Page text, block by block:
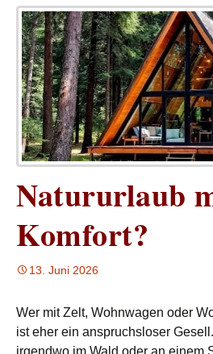
Natururlaub
Komfort?
13. Juni 2026
Wer mit Zelt, Wohnwagen oder
ist eher ein anspruchsloser
irgendwo im Wald oder an einem